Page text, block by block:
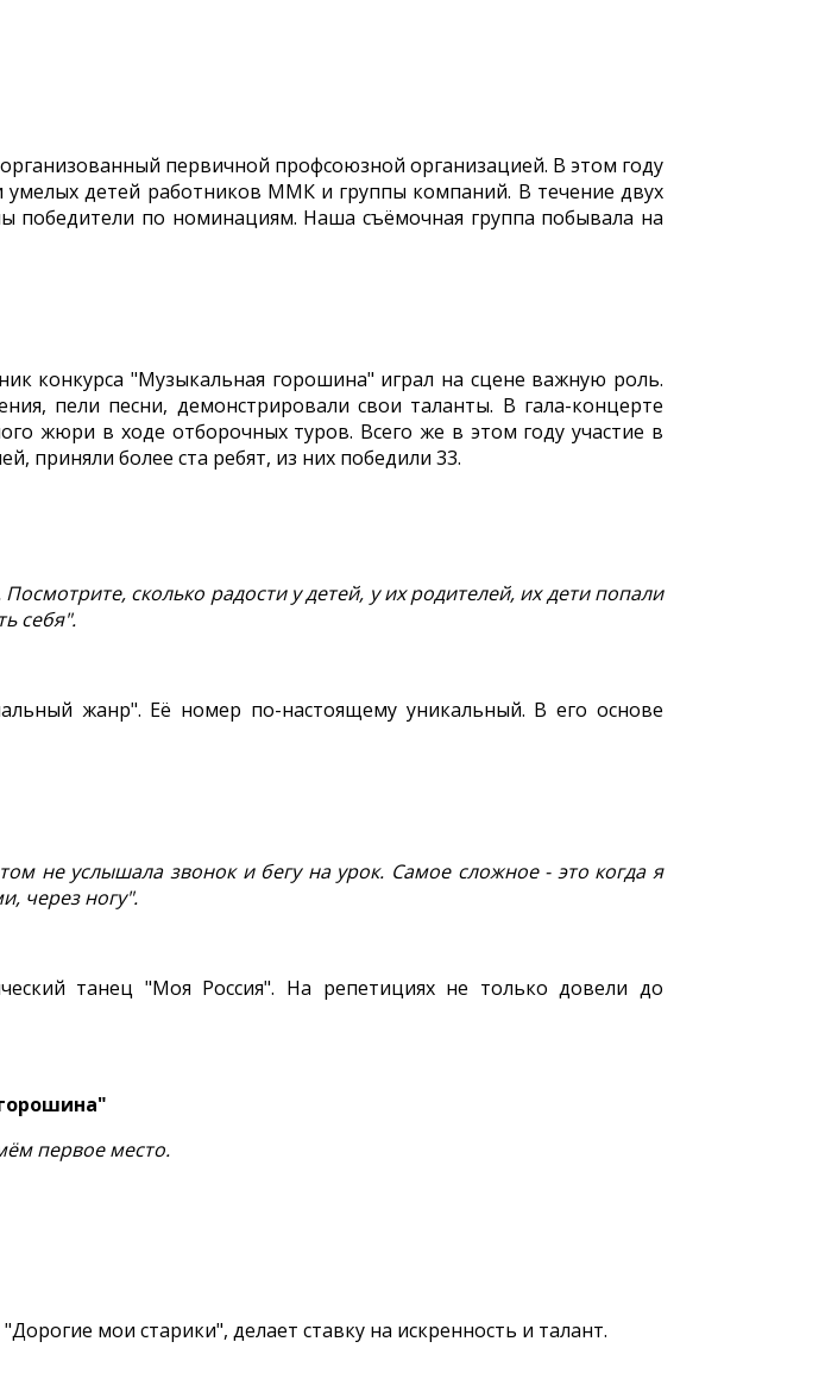
первичной профсоюзной организацией. В этом году
умелых детей работников ММК и группы компаний. В течение двух
победители по номинациям. Наша съёмочная группа побывала на
конкурса "Музыкальная горошина" играл на сцене важную роль.
пели песни, демонстрировали свои таланты. В гала-концерте
жюри в ходе отборочных туров. Всего же в этом году участие в
приняли более ста ребят, из них победили 33.
сколько радости у детей, у их родителей, их дети попали
себя".
жанр". Её номер по-настоящему уникальный. В его основе
не услышала звонок и бегу на урок. Самое сложное - это когда я
через ногу".
танец "Моя Россия". На репетициях не только довели до
первое место.
мои старики", делает ставку на искренность и талант.